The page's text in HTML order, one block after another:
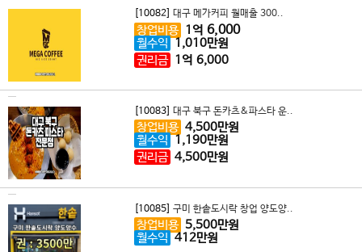
[10082] 대구 메가커피 월매출 300..
창업비용 1 억 6,000
월수익 1,010만원
권리금 1 억 6,000
[10083] 대구 북구 돈카츠&파스타 운..
창업비용 4,500만원
월수익 1,190만원
권리금 4,500만원
[10085] 구미 한솥도시락 창업 양도양..
창업비용 5,500만원
월수익 412만원